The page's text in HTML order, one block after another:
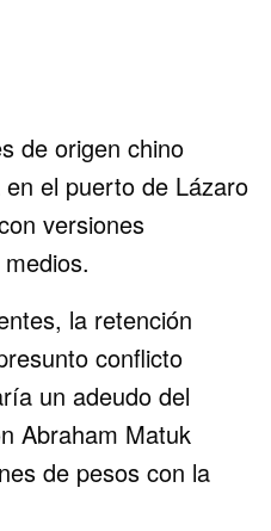
de origen chino
el puerto de Lázaro
versiones
la retención
conflicto
un adeudo del
Abraham Matuk
de pesos con la